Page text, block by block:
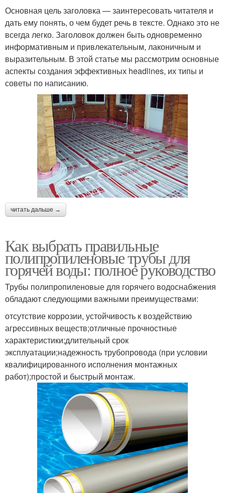
Основная цель заголовка — заинтересовать читателя и
дать ему понять, о чем будет речь в тексте. Однако это не
всегда легко. Заголовок должен быть одновременно
информативным и привлекательным, лаконичным и
выразительным. В этой статье мы рассмотрим основные
аспекты создания эффективных headlines, их типы и
советы по написанию.
читать дальше →
Как выбрать правильные
полипропиленовые трубы для
горячей воды: полное руководство
Трубы полипропиленовые для горячего водоснабжения
обладают следующими важными преимуществами:
отсутствие коррозии, устойчивость к воздействию
агрессивных веществ;отличные прочностные
характеристики;длительный срок
эксплуатации;надежность трубопровода (при условии
квалифицированного исполнения монтажных
работ);простой и быстрый монтаж.